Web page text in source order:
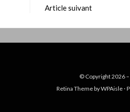
Article suivant
© Copyright 2026 –
Retina Theme byWPAisle ⋅